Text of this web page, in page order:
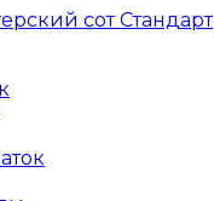
сот Стандарт